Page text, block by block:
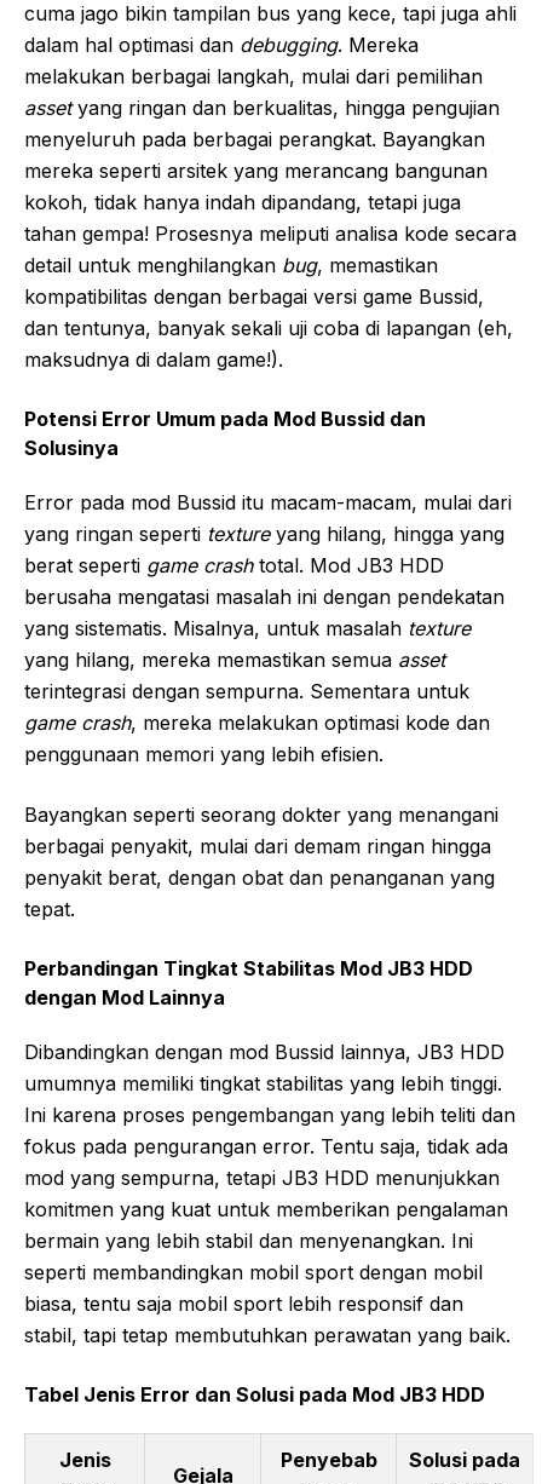
cuma jago bikin tampilan bus yang kece, tapi juga ahli
dalam hal optimasi dan debugging. Mereka
melakukan berbagai langkah, mulai dari pemilihan
assetyang ringan dan berkualitas, hingga pengujian
menyeluruh pada berbagai perangkat. Bayangkan
mereka seperti arsitek yang merancang bangunan
kokoh, tidak hanya indah dipandang, tetapi juga
tahan gempa! Prosesnya meliputi analisa kode secara
detail untuk menghilangkan bug, memastikan
kompatibilitas dengan berbagai versi game Bussid,
dan tentunya, banyak sekali uji coba di lapangan (eh,
maksudnya di dalam game!).
Potensi Error Umum pada Mod Bussid dan
Solusinya
Error pada mod Bussid itu macam-macam, mulai dari
yang ringan seperti textureyang hilang, hingga yang
berat seperti game crashtotal. Mod JB3 HDD
berusaha mengatasi masalah ini dengan pendekatan
yang sistematis. Misalnya, untuk masalah texture
yang hilang, mereka memastikan semua asset
terintegrasi dengan sempurna. Sementara untuk
game crash, mereka melakukan optimasi kode dan
penggunaan memori yang lebih efisien.
Bayangkan seperti seorang dokter yang menangani
berbagai penyakit, mulai dari demam ringan hingga
penyakit berat, dengan obat dan penanganan yang
tepat.
Perbandingan Tingkat Stabilitas Mod JB3 HDD
dengan Mod Lainnya
Dibandingkan dengan mod Bussid lainnya, JB3 HDD
umumnya memiliki tingkat stabilitas yang lebih tinggi.
Ini karena proses pengembangan yang lebih teliti dan
fokus pada pengurangan error. Tentu saja, tidak ada
mod yang sempurna, tetapi JB3 HDD menunjukkan
komitmen yang kuat untuk memberikan pengalaman
bermain yang lebih stabil dan menyenangkan. Ini
seperti membandingkan mobil sport dengan mobil
biasa, tentu saja mobil sport lebih responsif dan
stabil, tapi tetap membutuhkan perawatan yang baik.
Tabel Jenis Error dan Solusi pada Mod JB3 HDD
Jenis
Gejala
Penyebab
Solusi pada